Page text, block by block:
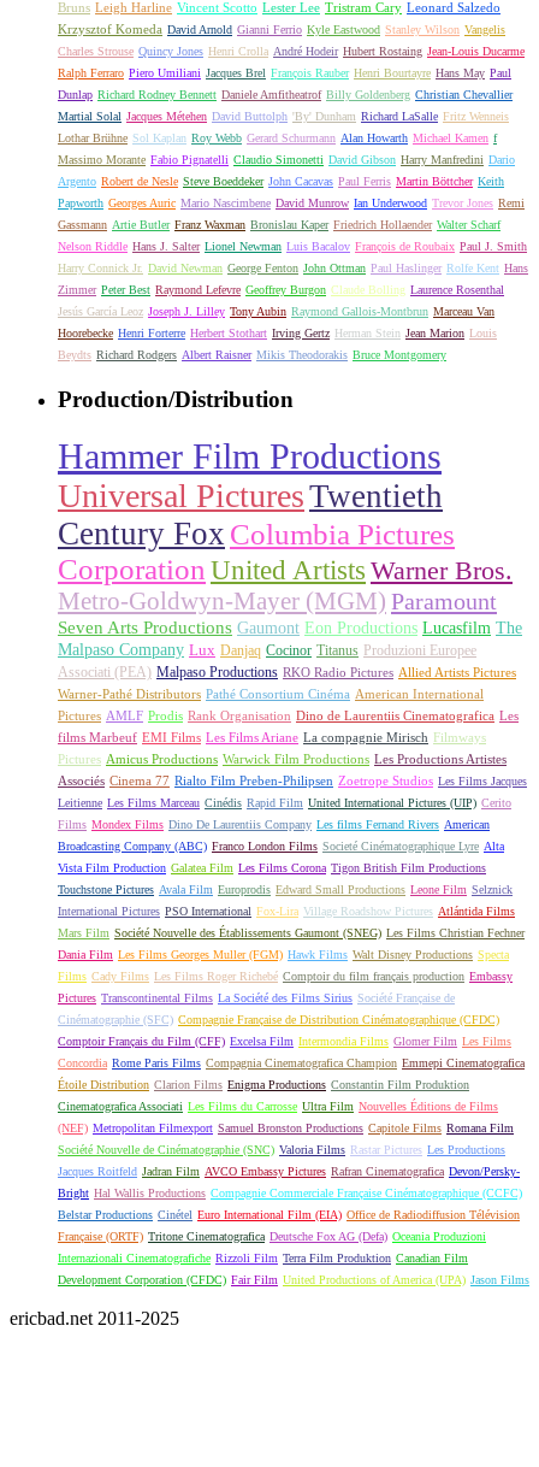
Bruns Leigh Harline Vincent Scotto Lester Lee Tristram Cary Leonard Salzedo
Krzysztof Komeda David Arnold Gianni Ferrio Kyle Eastwood Stanley Wilson Vangelis
Charles Strouse Quincy Jones Henri Crolla André Hodeir Hubert Rostaing Jean-Louis Ducarme
Ralph Ferraro Piero Umiliani Jacques Brel François Rauber Henri Bourtayre Hans May Paul
Dunlap Richard Rodney Bennett Daniele Amfitheatrof Billy Goldenberg Christian Chevallier
Martial Solal Jacques Métehen David Buttolph 'By' Dunham Richard LaSalle Fritz Wenneis
Lothar Brühne Sol Kaplan Roy Webb Gerard Schurmann Alan Howarth Michael Kamen f
Massimo Morante Fabio Pignatelli Claudio Simonetti David Gibson Harry Manfredini Dario
Argento Robert de Nesle Steve Boeddeker John Cacavas Paul Ferris Martin Böttcher Keith
Papworth Georges Auric Mario Nascimbene David Munrow Ian Underwood Trevor Jones Remi
Gassmann Artie Butler Franz Waxman Bronislau Kaper Friedrich Hollaender Walter Scharf
Nelson Riddle Hans J. Salter Lionel Newman Luis Bacalov François de Roubaix Paul J. Smith
Harry Connick Jr. David Newman George Fenton John Ottman Paul Haslinger Rolfe Kent Hans
Zimmer Peter Best Raymond Lefevre Geoffrey Burgon Claude Bolling Laurence Rosenthal
Jesús García Leoz Joseph J. Lilley Tony Aubin Raymond Gallois-Montbrun Marceau Van
Hoorebecke Henri Forterre Herbert Stothart Irving Gertz Herman Stein Jean Marion Louis
Beydts Richard Rodgers Albert Raisner Mikis Theodorakis Bruce Montgomery
Production/Distribution
Hammer Film Productions
Universal PicturesTwentieth
Century Fox Columbia Pictures
Corporation United Artists Warner Bros.
Metro-Goldwyn-Mayer (MGM) Paramount
Seven Arts Productions Gaumont Eon Productions Lucasfilm The
Malpaso Company Lux Danjaq Cocinor Titanus Produzioni Europee
Associati (PEA) Malpaso Productions RKO Radio Pictures Allied Artists Pictures
Warner-Pathé Distributors Pathé Consortium Cinéma American International
Pictures AMLF Prodis Rank Organisation Dino de Laurentiis Cinematografica Les
films Marbeuf EMI Films Les Films Ariane La compagnie Mirisch Filmways
Pictures Amicus Productions Warwick Film Productions Les Productions Artistes
Associés Cinema 77 Rialto Film Preben-Philipsen Zoetrope Studios Les Films Jacques
Leitienne Les Films Marceau Cinédis Rapid Film United International Pictures (UIP) Cerito
Films Mondex Films Dino De Laurentiis Company Les films Fernand Rivers American
Broadcasting Company (ABC) Franco London Films Societé Cinématographique Lyre Alta
Vista Film Production Galatea Film Les Films Corona Tigon British Film Productions
Touchstone Pictures Avala Film Europrodis Edward Small Productions Leone Film Selznick
International Pictures PSO International Fox-Lira Village Roadshow Pictures Atlántida Films
Mars Film Société Nouvelle des Établissements Gaumont (SNEG) Les Films Christian Fechner
Dania Film Les Films Georges Muller (FGM) Hawk Films Walt Disney Productions Specta
Films Cady Films Les Films Roger Richebé Comptoir du film français production Embassy
Pictures Transcontinental Films La Société des Films Sirius Société Française de
Cinématographie (SFC) Compagnie Française de Distribution Cinématographique (CFDC)
Comptoir Français du Film (CFF) Excelsa Film Intermondia Films Glomer Film Les Films
Concordia Rome Paris Films Compagnia Cinematografica Champion Emmepi Cinematografica
Étoile Distribution Clarion Films Enigma Productions Constantin Film Produktion
Cinematografica Associati Les Films du Carrosse Ultra Film Nouvelles Éditions de Films
(NEF) Metropolitan Filmexport Samuel Bronston Productions Capitole Films Romana Film
Société Nouvelle de Cinématographie (SNC) Valoria Films Rastar Pictures Les Productions
Jacques Roitfeld Jadran Film AVCO Embassy Pictures Rafran Cinematografica Devon/Persky-
Bright Hal Wallis Productions Compagnie Commerciale Française Cinématographique (CCFC)
Belstar Productions Cinétel Euro International Film (EIA) Office de Radiodiffusion Télévision
Française (ORTF) Tritone Cinematografica Deutsche Fox AG (Defa) Oceania Produzioni
Internazionali Cinematografiche Rizzoli Film Terra Film Produktion Canadian Film
Development Corporation (CFDC) Fair Film United Productions of America (UPA) Jason Films
ericbad.net 2011-2025